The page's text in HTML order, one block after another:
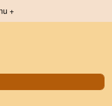
+